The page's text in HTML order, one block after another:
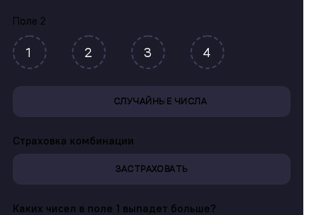
Поле 2
1 2 3 4
СЛУЧАЙНЫЕ ЧИСЛА
Страховка комбинации
ЗАСТРАХОВАТЬ
Каких чисел в поле 1 выпадет больше?